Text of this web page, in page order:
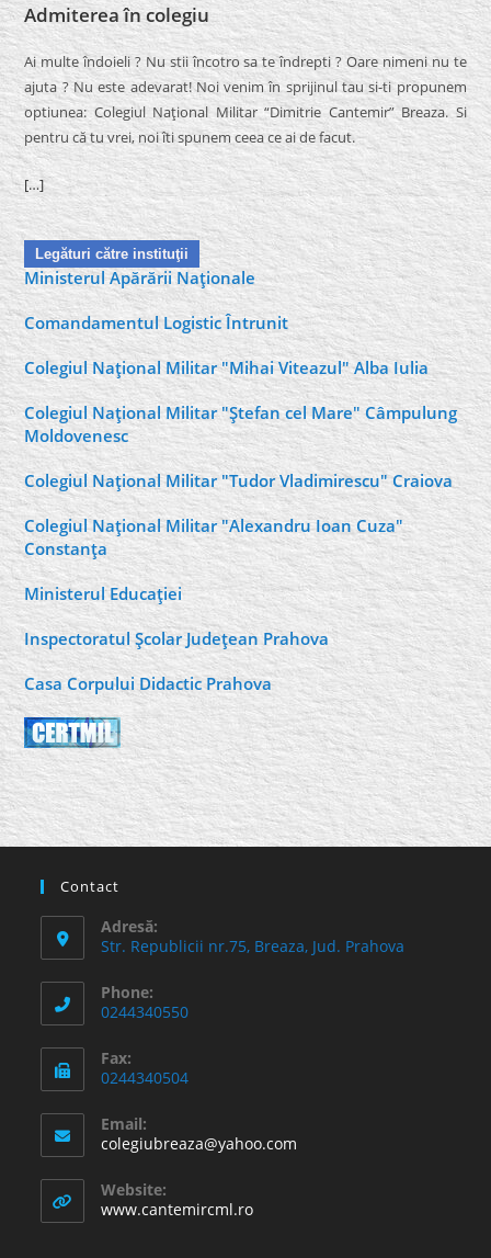
Admiterea în colegiu
Ai multe îndoieli ? Nu stii încotro sa te îndrepti ? Oare nimeni nu te
ajuta ? Nu este adevarat! Noi venim în sprijinul tau si-ti propunem
optiunea: Colegiul Naţional Militar “Dimitrie Cantemir” Breaza. Si
pentru că tu vrei, noi îti spunem ceea ce ai de facut.
[…]
Legături către instituţii
Ministerul Apărării Naţionale
Comandamentul Logistic Întrunit
Colegiul Naţional Militar "Mihai Viteazul" Alba Iulia
Colegiul Naţional Militar "Ştefan cel Mare" Câmpulung
Moldovenesc
Colegiul Naţional Militar "Tudor Vladimirescu" Craiova
Colegiul Naţional Militar "Alexandru Ioan Cuza"
Constanţa
Ministerul Educaţiei
Inspectoratul Şcolar Judeţean Prahova
Casa Corpului Didactic Prahova
Contact
Adresă:
Str. Republicii nr.75, Breaza, Jud. Prahova
Phone:
0244340550
Fax:
0244340504
Email:
colegiubreaza@yahoo.com
Website:
www.cantemircml.ro